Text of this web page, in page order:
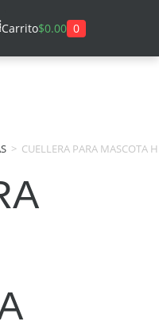
Carrito$0.00 0
> CUELLERA PARA MASCOTA